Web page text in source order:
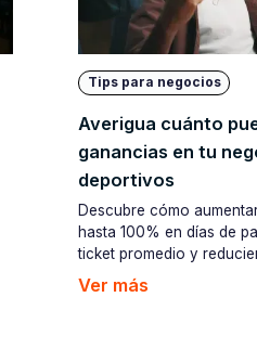
Tips para negocios
Averigua cuánto
ganancias en tu
deportivos
Descubre cómo
hasta 100% en días de
ticket promedio y
Ver más